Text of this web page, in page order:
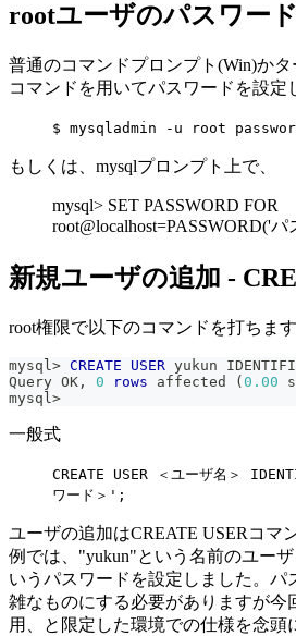
rootユーザのパスワー
普通のコマンドプロンプト(Win)か
コマンドを用いてパスワードを設定
$ mysqladmin -u root password
もしくは、mysqlプロンプト上で、
mysql> SET PASSWORD FOR
root@localhost=PASSWORD('
新規ユーザの追加 -
root権限で以下のコマンドを打ちます
mysql > CREATE USER yukun
Query OK , 0 rows affected ( 0.00
mysql >
一般式
CREATE USER ＜ユーザ名＞
ワード＞';
ユーザの追加はCREATE USERコマ
例では、"yukun"という名前のユー
いうパスワードを設定しました。パ
雑なものにする必要がありますが今
用、と限定した環境での仕様を念頭